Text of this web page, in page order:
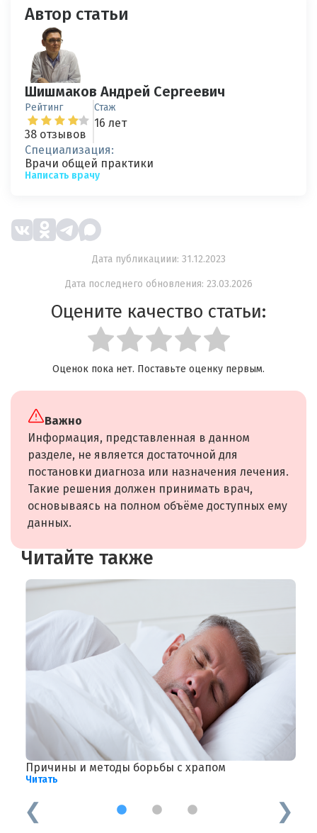
Автор статьи
Шишмаков Андрей Сергеевич
Рейтинг
38 отзывов
Стаж
16 лет
Специализация:
Врачи общей практики
Написать врачу
Дата публикациии: 31.12.2023
Дата последнего обновления: 23.03.2026
Оцените качество статьи:
Оценок пока нет. Поставьте оценку первым.
Важно
Информация, представленная в данном
разделе, не является достаточной для
постановки диагноза или назначения лечения.
Такие решения должен принимать врач,
основываясь на полном объёме доступных ему
данных.
Читайте также
Причины и методы борьбы с храпом
Читать
1 2 3